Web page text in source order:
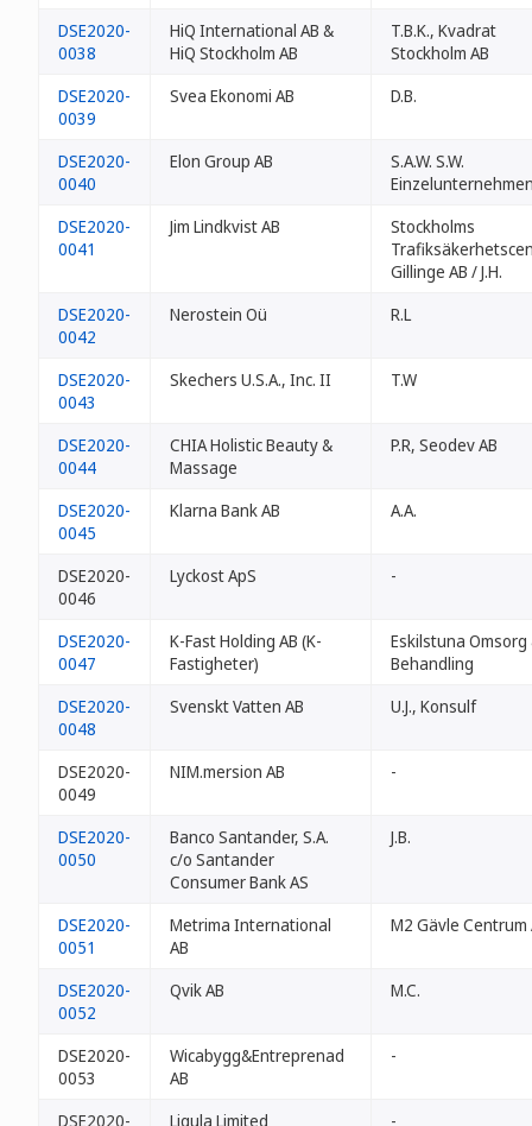
DSE2020-
0038
HiQ International AB &
HiQ Stockholm AB
T.B.K., Kvadrat
Stockholm AB
DSE2020-
0039
Svea Ekonomi AB D.B.
DSE2020-
0040
Elon Group AB
S.A.W. S.W.
DSE2020-
0041
Jim Lindkvist AB
Stockholms
Gillinge AB / J.H.
DSE2020-
0042
Nerostein Oü R.L
DSE2020-
0043
Skechers U.S.A., Inc. II T.W
DSE2020-
0044
CHIA Holistic Beauty &
Massage
P.R, Seodev AB
DSE2020-
0045
Klarna Bank AB A.A.
DSE2020-
0046
Lyckost ApS -
DSE2020-
0047
K-Fast Holding AB (K-
Fastigheter)
Eskilstuna Omsorg
Behandling
DSE2020-
0048
Svenskt Vatten AB U.J., Konsulf
DSE2020-
0049
NIM.mersion AB -
DSE2020-
0050
Banco Santander, S.A.
c/o Santander
Consumer Bank AS
J.B.
DSE2020-
0051
Metrima International
AB
M2 Gävle Centrum
DSE2020-
0052
Qvik AB M.C.
DSE2020-
0053
Wicabygg&Entreprenad
AB
-
DSE2020- Ligula Limited -